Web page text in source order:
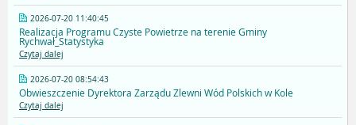
2026-07-20 11:40:45
Realizacja Programu Czyste Powietrze na terenie Gminy
Rychwał_Statystyka
Czytaj dalej
2026-07-20 08:54:43
Obwieszczenie Dyrektora Zarządu Zlewni Wód Polskich w Kole
Czytaj dalej